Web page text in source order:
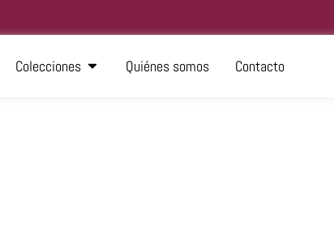
Colecciones Quiénes somos Contacto